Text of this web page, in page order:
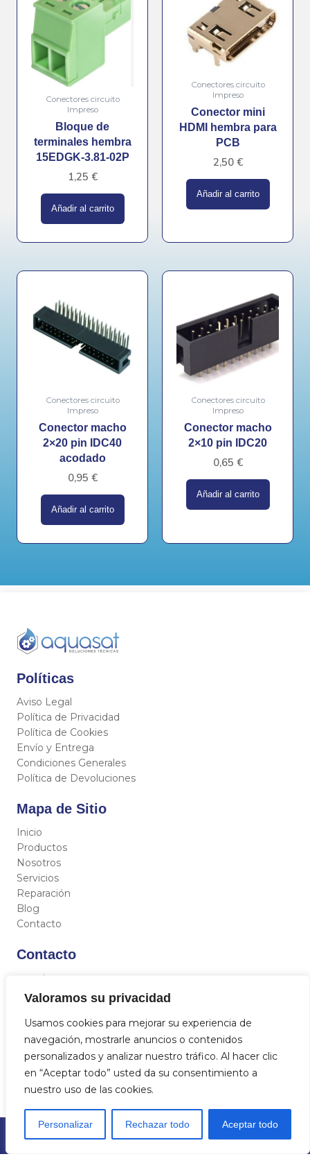
Valoramos su privacidad
Usamos cookies para mejorar su experiencia de
navegación, mostrarle anuncios o contenidos
personalizados y analizar nuestro tráfico. Al hacer clic
en “Aceptar todo” usted da su consentimiento a
nuestro uso de las cookies.
Personalizar Rechazar todo Aceptar todo
Conectores circuito
Impreso
Bloque de
terminales hembra
15EDGK-3.81-02P
1,25 €
Añadir al carrito
Conectores circuito
Impreso
Conector mini
HDMI hembra para
PCB
2,50 €
Añadir al carrito
Conectores circuito
Impreso
Conector macho
2×20 pin IDC40
acodado
0,95 €
Añadir al carrito
Conectores circuito
Impreso
Conector macho
2×10 pin IDC20
0,65 €
Añadir al carrito
Políticas
Aviso Legal
Política de Privacidad
Política de Cookies
Envío y Entrega
Condiciones Generales
Política de Devoluciones
Mapa de Sitio
Inicio
Productos
Nosotros
Servicios
Reparación
Blog
Contacto
Contacto
C/ Miguel Hernández 12, 46717 - La Font d’En Carròs
(Valencia)
684 712 329
info@aquasat.es